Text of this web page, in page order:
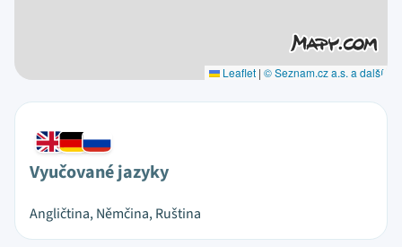
Leaflet | © Seznam.cz a.s. a další
Vyučované jazyky
Angličtina, Němčina, Ruština